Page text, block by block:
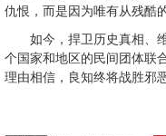
仇恨，而是因为唯有从残酷
如今，捍卫历史真相、
个国家和地区的民间团体联
理由相信，良知终将战胜邪